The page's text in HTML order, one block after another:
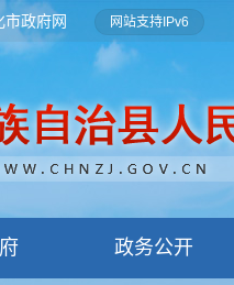
市政府网 网站支持IPv6
政务公开